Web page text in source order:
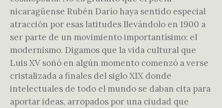
nicaragüense Rubén Darío haya sentido especial
atracción por esas latitudes llevándolo en 1900 a
ser parte de un movimiento importantísimo: el
modernismo. Digamos que la vida cultural que
Luis XV soñó en algún momento comenzó a verse
cristalizada a finales del siglo XIX donde
intelectuales de todo el mundo se daban cita para
aportar ideas, arropados por una ciudad que